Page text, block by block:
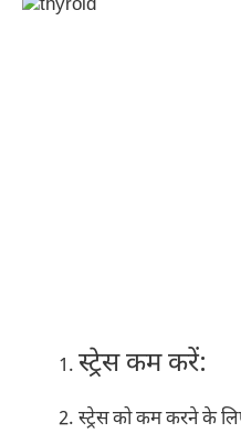
स्ट्रेस कम करें:
स्ट्रेस को कम करने के